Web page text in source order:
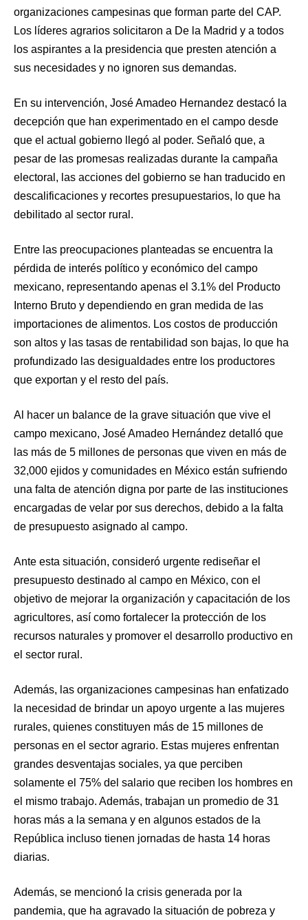
organizaciones campesinas que forman parte del CAP.
Los líderes agrarios solicitaron a De la Madrid y a todos
los aspirantes a la presidencia que presten atención a
sus necesidades y no ignoren sus demandas.
En su intervención, José Amadeo Hernandez destacó la
decepción que han experimentado en el campo desde
que el actual gobierno llegó al poder. Señaló que, a
pesar de las promesas realizadas durante la campaña
electoral, las acciones del gobierno se han traducido en
descalificaciones y recortes presupuestarios, lo que ha
debilitado al sector rural.
Entre las preocupaciones planteadas se encuentra la
pérdida de interés político y económico del campo
mexicano, representando apenas el 3.1% del Producto
Interno Bruto y dependiendo en gran medida de las
importaciones de alimentos. Los costos de producción
son altos y las tasas de rentabilidad son bajas, lo que ha
profundizado las desigualdades entre los productores
que exportan y el resto del país.
Al hacer un balance de la grave situación que vive el
campo mexicano, José Amadeo Hernández detalló que
las más de 5 millones de personas que viven en más de
32,000 ejidos y comunidades en México están sufriendo
una falta de atención digna por parte de las instituciones
encargadas de velar por sus derechos, debido a la falta
de presupuesto asignado al campo.
Ante esta situación, consideró urgente rediseñar el
presupuesto destinado al campo en México, con el
objetivo de mejorar la organización y capacitación de los
agricultores, así como fortalecer la protección de los
recursos naturales y promover el desarrollo productivo en
el sector rural.
Además, las organizaciones campesinas han enfatizado
la necesidad de brindar un apoyo urgente a las mujeres
rurales, quienes constituyen más de 15 millones de
personas en el sector agrario. Estas mujeres enfrentan
grandes desventajas sociales, ya que perciben
solamente el 75% del salario que reciben los hombres en
el mismo trabajo. Además, trabajan un promedio de 31
horas más a la semana y en algunos estados de la
República incluso tienen jornadas de hasta 14 horas
diarias.
Además, se mencionó la crisis generada por la
pandemia, que ha agravado la situación de pobreza y